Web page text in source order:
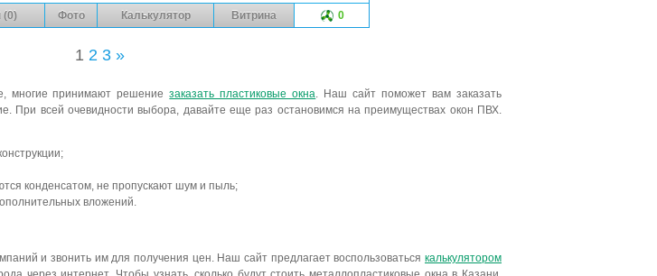
(0) Фото Калькулятор Витрина 0
1 2 3 »
многие принимают решениезаказать пластиковые окна. Наш сайт поможет вам заказать
При всей очевидности выбора, давайте еще раз остановимся на преимуществах окон ПВХ.
конденсатом, не пропускают шум и пыль;
вложений.
и звонить им для получения цен. Наш сайт предлагает воспользоваться калькулятором